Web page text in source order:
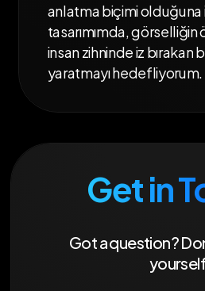
anlatmabiçimiolduğuna
tasarımımda,görselliğin
insanzihnindeiz bırakan
yaratmayıhedefliyorum.
Get in
Got a question?